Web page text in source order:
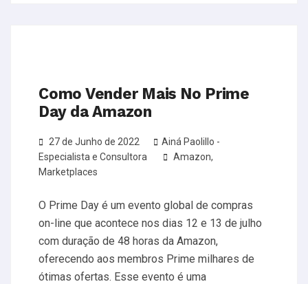
Como Vender Mais No Prime
Day da Amazon
27 de Junho de 2022
Ainá Paolillo -
Especialista e Consultora
Amazon,
Marketplaces
O Prime Day é um evento global de compras
on-line que acontece nos dias 12 e 13 de julho
com duração de 48 horas da Amazon,
oferecendo aos membros Prime milhares de
ótimas ofertas. Esse evento é uma